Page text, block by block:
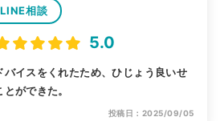
LINE相談
5.0
イスをくれたため、ひじょう良いせ
ができた。
投稿日：2025/09/05